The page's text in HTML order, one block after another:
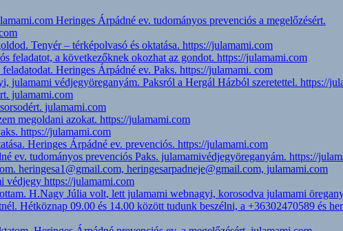
Heringes Árpádné ev. tudományos prevenciós a megelőzésért.
Tenyér – térképolvasó és oktatása. https://julamami.com
feladatot, a következőknek okozhat az gondot. https://julamami.com
Heringes Árpádné ev. Paks. https://julamami. com
védjegyöreganyám. Paksról a Hergál Házból szeretettel. https://
julamami.com
julamami.com
megoldani azokat. https://julamami.com
https://julamami.com
Heringes Árpádné ev. prevenciós. https://julamami.com
ev. tudományos prevenciós Paks. julamamivédjegyöreganyám. https://
heringesa1@gmail.com, heringesarpadneje@gmail.com, julamami.com
védjegy https://julamami.com
H.Nagy Júlia volt, lett julamami webnagyi, korosodva julamami
Hétköznap 09.00 és 14.00 között tudunk beszélni, a +36302470589 és